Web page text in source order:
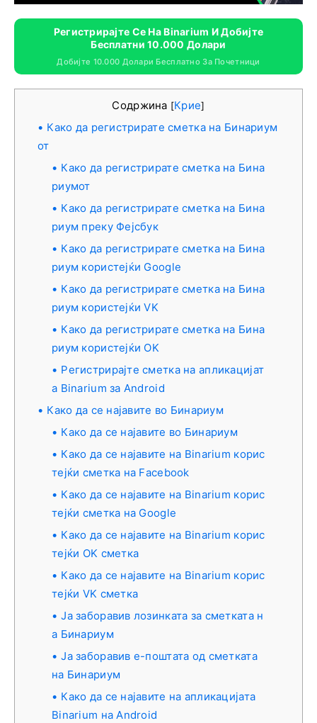
Регистрирајте Се На Binarium И Добијте
Бесплатни 10.000 Долари
Добијте 10.000 Долари Бесплатно За Почетници
Содржина [Крие]
Како да регистрирате сметка на Бинариум
от
Како да регистрирате сметка на Бина
риумот
Како да регистрирате сметка на Бина
риум преку Фејсбук
Како да регистрирате сметка на Бина
риум користејќи Google
Како да регистрирате сметка на Бина
риум користејќи VK
Како да регистрирате сметка на Бина
риум користејќи OK
Регистрирајте сметка на апликацијат
а Binarium за Android
Како да се најавите во Бинариум
Како да се најавите во Бинариум
Како да се најавите на Binarium корис
тејќи сметка на Facebook
Како да се најавите на Binarium корис
тејќи сметка на Google
Како да се најавите на Binarium корис
тејќи OK сметка
Како да се најавите на Binarium корис
тејќи VK сметка
Ја заборавив лозинката за сметката н
а Бинариум
Ја заборавив е-поштата од сметката
на Бинариум
Како да се најавите на апликацијата
Binarium на Android